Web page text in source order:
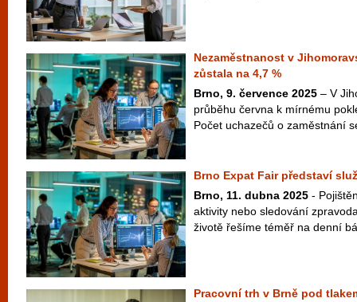
Nezaměstnanost v
zůstala na 4,7 %
Brno, 9. července 2025 – V
průběhu června k mírnému
Počet uchazečů o zaměstnání
Brno Expat Fair představí
Brno, 11. dubna 2025 -
aktivity nebo sledování
životě řešíme téměř na denní
Pracovní trh v Brně pod